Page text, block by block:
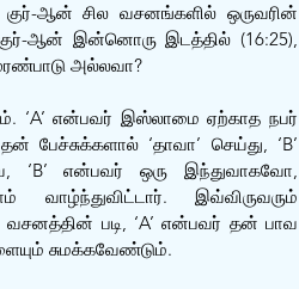
ஆன் சில வசனங்களில் ஒருவரின்
ஆன் இன்னொரு இடத்தில் (16:25),
அல்லவா?
‘A’ என்பவர் இஸ்லாமை ஏற்காத நபர்
‘தாவா’ செய்து, ‘B’
‘B’ என்பவர் ஒரு இந்துவாகவோ,
இவ்விருவரும்
வசனத்தின் படி, ‘A’ என்பவர் தன் பாவ
சுமக்கவேண்டும்.